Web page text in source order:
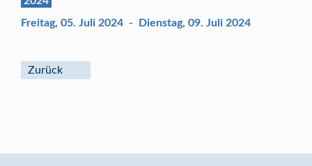
Freitag, 05. Juli 2024 - Dienstag, 09. Juli 2024
Zurück